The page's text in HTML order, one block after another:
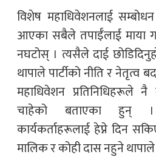
विशेष महाधिवेशनलाई
आएका सबैले तपाईँलाई माया
नघटोस् । त्यसैले दाई
थापाले पार्टीको नीति र नेतृत्व
महाधिवेशन प्रतिनिधिहरूले
चाहेको बताएका हुन् ।
कार्यकर्ताहरूलाई हेप्ने दिन
मालिक र कोही दास नहुने